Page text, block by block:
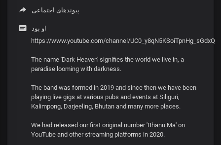
پیوندهای اجتماعی
او بود
https://www.youtube.com/channel/UC0_y8qN5KSoiTpnHg_sGdxQ
The name 'Dark Heaven' signifies the world we live in, a
paradise looming with darkness.
The band was formed in 2019 and since then we have been
playing live gigs at various pubs and events at Siliguri,
Kalimpong, Darjeeling, Bhutan and many more places.
We had released our first original number 'Bhanu Ma' on
YouTube and other streaming platforms in 2020.